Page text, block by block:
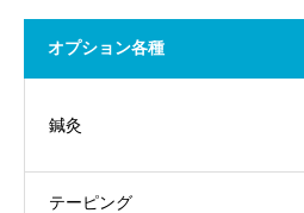
オプション各種
鍼灸
テーピング